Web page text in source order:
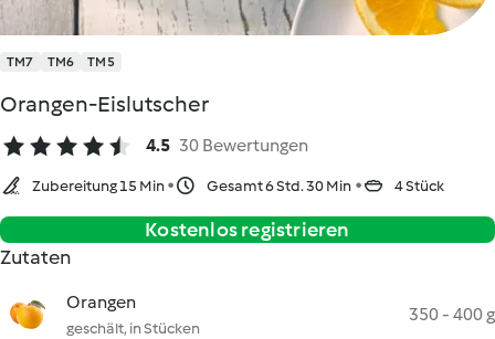
TM7 TM6 TM5
Orangen-Eislutscher
4.5 30 Bewertungen
Zubereitung 15 Min Gesamt 6 Std. 30 Min 4 Stück
Kostenlos registrieren
Zutaten
Orangen
geschält, in Stücken
350 - 400 g